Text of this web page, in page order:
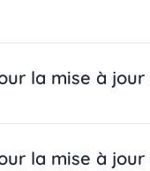
la mise à
la mise à